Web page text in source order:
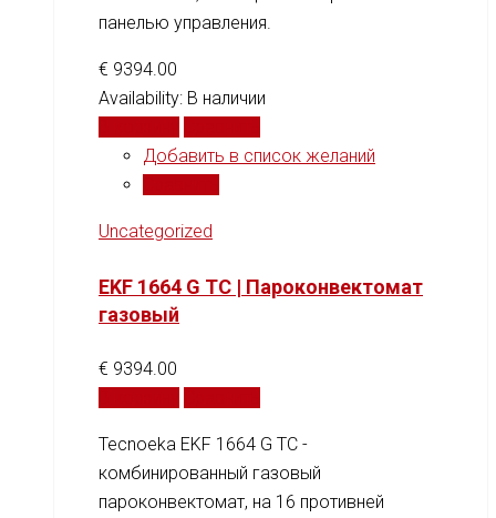
панелью управления.
€ 9394.00
Availability: В наличии
Добавить в список желаний
Uncategorized
EKF 1664 G TC | Пароконвектомат
газовый
€ 9394.00
Tecnoeka EKF 1664 G TC -
комбинированный газовый
пароконвектомат, на 16 противней